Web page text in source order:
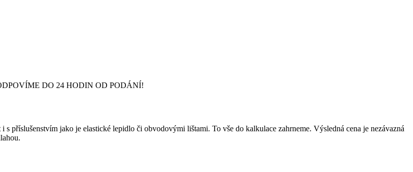
DO 24 HODIN OD PODÁNÍ!
příslušenstvím jako je elastické lepidlo či obvodovými lištami. To vše do kalkulace zahrneme. Výsledná cena je nezávazná